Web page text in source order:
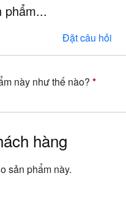
phẩm...
Đặt câu hỏi
này như thế nào? *
hàng
sản phẩm này.